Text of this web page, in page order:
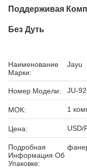
Поддерживая
Без Дуть
Наименование
Марки:
Jayu
Номер Модели: JU-
МОК: 1
Цена: USD/
Подробная
Информация Об
Упаковке: